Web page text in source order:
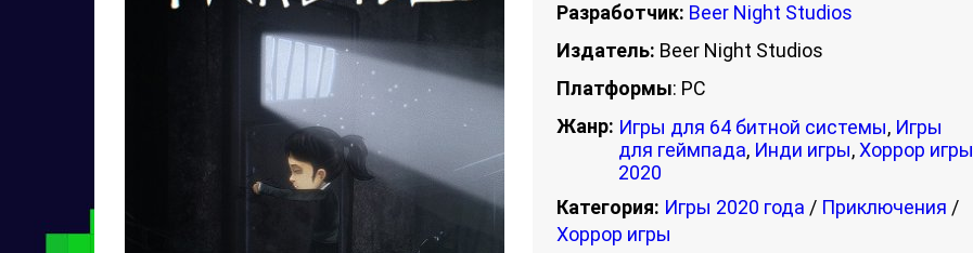
Разработчик: Beer Night Studios
Издатель: Beer Night Studios
Платформы: PC
Жанр: Игры для 64 битной системы, Игры
для геймпада, Инди игры,Хоррор игры
2020
Категория: Игры 2020 года / Приключения /
Хоррор игры